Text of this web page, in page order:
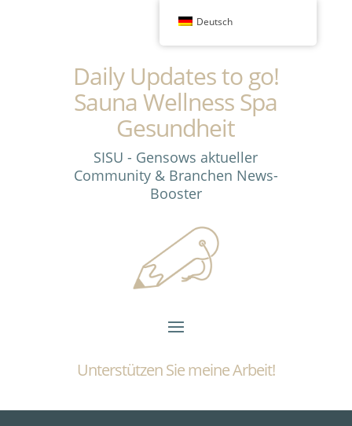
Daily Updates to go!
Sauna Wellness Spa
Gesundheit
SISU - Gensows aktueller
Community & Branchen News-
Booster
Unterstützen Sie meine Arbeit!
Deutsch